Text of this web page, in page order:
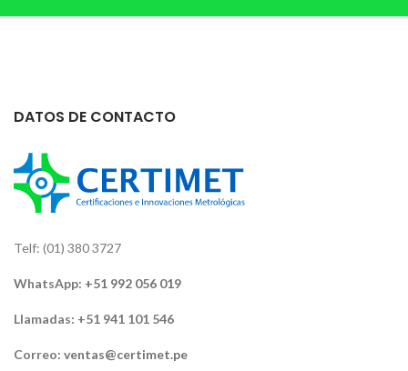
DATOS DE CONTACTO
Telf: (01) 380 3727
WhatsApp: +51 992 056 019
Llamadas: +51 941 101 546
Correo: ventas@certimet.pe